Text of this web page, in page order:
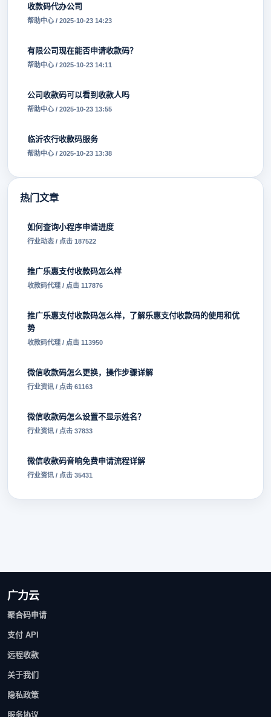
收款码代办公司
帮助中心 / 2025-10-23 14:23
有限公司现在能否申请收款码？
帮助中心 / 2025-10-23 14:11
公司收款码可以看到收款人吗
帮助中心 / 2025-10-23 13:55
临沂农行收款码服务
帮助中心 / 2025-10-23 13:38
热门文章
如何查询小程序申请进度
行业动态 / 点击 187522
推广乐惠支付收款码怎么样
收款码代理 / 点击 117876
推广乐惠支付收款码怎么样，了解乐惠支付收款码的使用和优
势
收款码代理 / 点击 113950
微信收款码怎么更换，操作步骤详解
行业资讯 / 点击 61163
微信收款码怎么设置不显示姓名？
行业资讯 / 点击 37833
微信收款码音响免费申请流程详解
行业资讯 / 点击 35431
广力云
聚合码申请
支付 API
远程收款
关于我们
隐私政策
服务协议